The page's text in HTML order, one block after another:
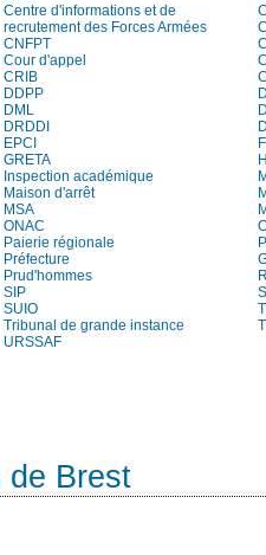
Centre d'informations et de
recrutement des Forces Armées
CNFPT
Cour d'appel
CRIB
DDPP
DML
DRDDI
EPCI
GRETA
Inspection académique
Maison d'arrêt
MSA
ONAC
Paierie régionale
Préfecture
Prud'hommes
SIP
SUIO
Tribunal de grande instance
URSSAF
de Brest